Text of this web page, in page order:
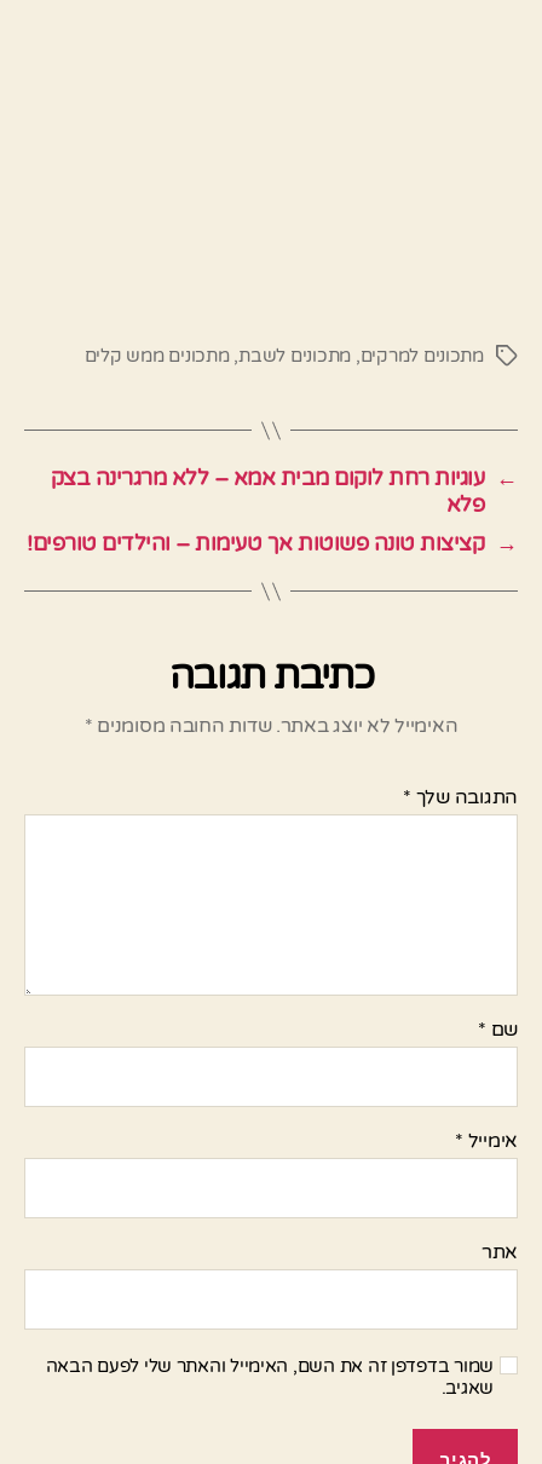
תגיותמתכונים למרקים, מתכונים לשבת,מתכונים ממש קלים
← עוגיות רחת לוקום מבית אמא – ללא מרגרינה בצק
פלא
→ קציצות טונה פשוטות אך טעימות – והילדים טורפים!
כתיבת תגובה
האימייל לא יוצג באתר. שדות החובה מסומנים *
התגובה שלך *
שם *
אימייל *
אתר
שמור בדפדפן זה את השם, האימייל והאתר שלי לפעם הבאה
שאגיב.